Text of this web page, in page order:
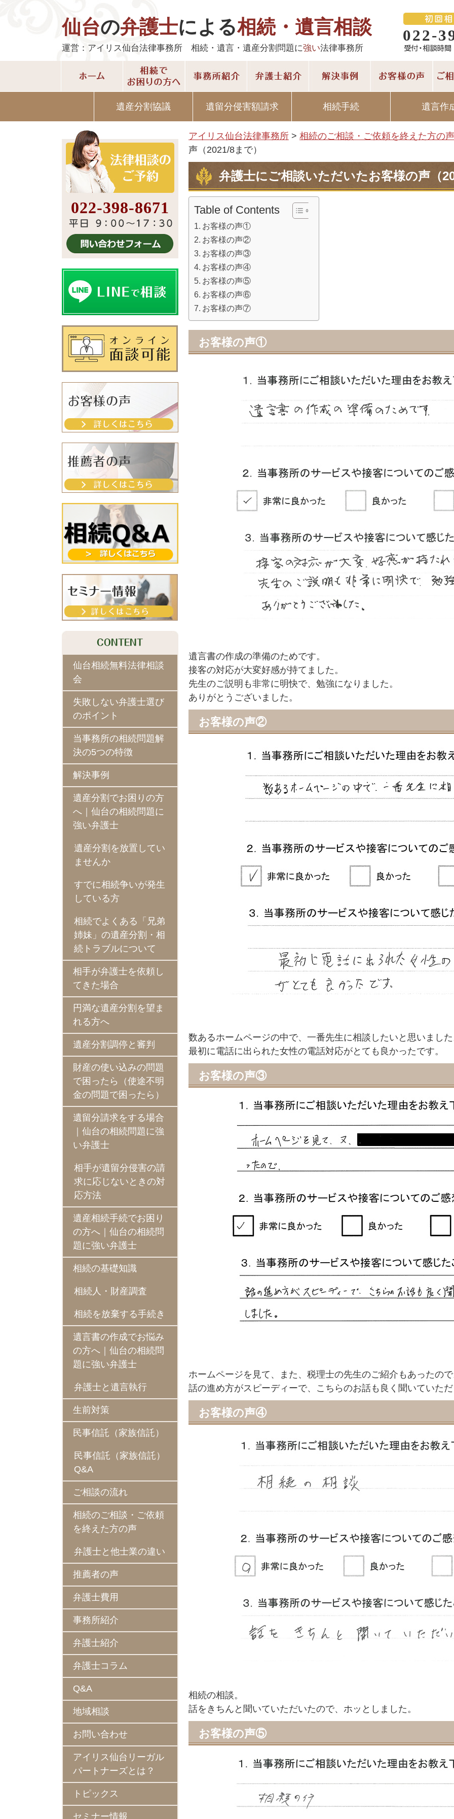
仙台の弁護士による相続・遺言相談
運営：アイリス仙台法律事務所 相続・遺言・遺産分割問題に強い法律事務所
022-
遺産分割協議 遺留分侵害額請求 相続手続 遺言作
アイリス仙台法律事務所 > 相続のご相談・ご依頼を終えた方の声
声（2021/8まで）
弁護士にご相談いただいたお客様の声（
Table of Contents
お客様の声①
お客様の声②
お客様の声③
お客様の声④
お客様の声⑤
お客様の声⑥
お客様の声⑦
お客様の声①
遺言書の作成の準備のためです。
接客の対応が大変好感が持てました。
先生のご説明も非常に明快で、勉強になりました。
ありがとうございました。
お客様の声②
数あるホームページの中で、一番先生に相談したいと思いまし
最初に電話に出られた女性の電話対応がとても良かったです。
お客様の声③
ホームページを見て、また、税理士の先生のご紹介もあったの
話の進め方がスピーディーで、こちらのお話も良く聞いていた
お客様の声④
相続の相談。
話をきちんと聞いていただいたので、ホッとしました。
お客様の声⑤
022-398-8671
仙台相続無料法律相談
会
失敗しない弁護士選び
のポイント
当事務所の相続問題解
決の5つの特徴
解決事例
遺産分割でお困りの方
へ｜仙台の相続問題に
強い弁護士
遺産分割を放置してい
ませんか
すでに相続争いが発生
している方
相続でよくある「兄弟
姉妹」の遺産分割・相
続トラブルについて
相手が弁護士を依頼し
てきた場合
円満な遺産分割を望ま
れる方へ
遺産分割調停と審判
財産の使い込みの問題
で困ったら（使途不明
金の問題で困ったら）
遺留分請求をする場合
｜仙台の相続問題に強
い弁護士
相手が遺留分侵害の請
求に応じないときの対
応方法
遺産相続手続でお困り
の方へ｜仙台の相続問
題に強い弁護士
相続の基礎知識
相続人・財産調査
相続を放棄する手続き
遺言書の作成でお悩み
の方へ｜仙台の相続問
題に強い弁護士
弁護士と遺言執行
生前対策
民事信託（家族信託）
民事信託（家族信託）
Q&A
ご相談の流れ
相続のご相談・ご依頼
を終えた方の声
弁護士と他士業の違い
推薦者の声
弁護士費用
事務所紹介
弁護士紹介
弁護士コラム
Q&A
地域相談
お問い合わせ
アイリス仙台リーガル
パートナーズとは？
トピックス
セミナー情報